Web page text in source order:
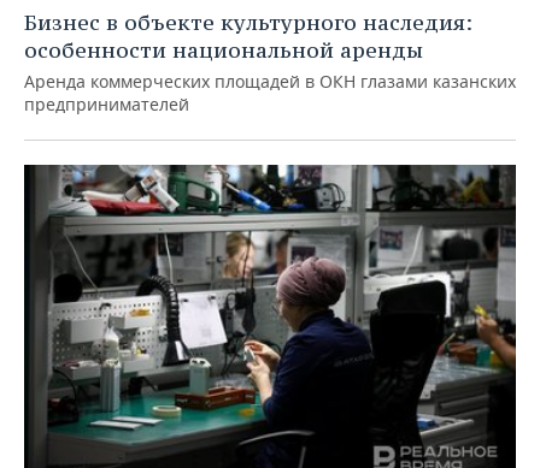
Бизнес в объекте культурного наследия:
особенности национальной аренды
Аренда коммерческих площадей в ОКН глазами казанских
предпринимателей